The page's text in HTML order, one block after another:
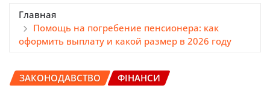
Главная
Помощь на погребение пенсионера: как
оформить выплату и какой размер в 2026 году
ЗАКОНОДАВСТВО ФІНАНСИ